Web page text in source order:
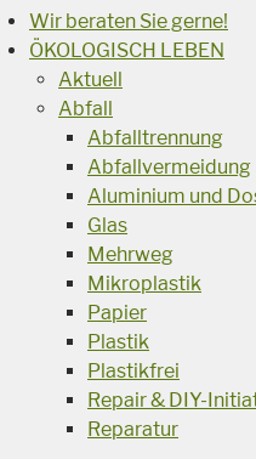
Wir beraten Sie gerne!
ÖKOLOGISCH LEBEN
Aktuell
Abfall
Abfalltrennung
Abfallvermeidung
Aluminium und
Glas
Mehrweg
Mikroplastik
Papier
Plastik
Plastikfrei
Repair & DIY-
Reparatur